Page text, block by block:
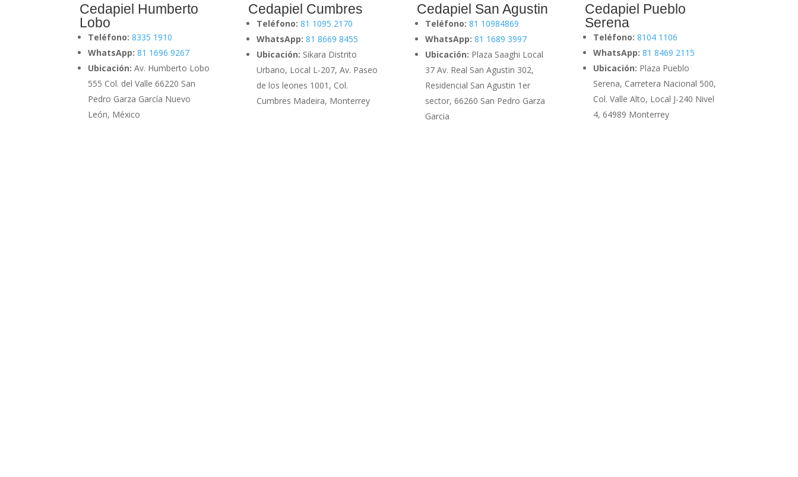
Cedapiel Humberto
Lobo
Teléfono:8335 1910
WhatsApp:81 1696 9267
Ubicación:Av. Humberto Lobo
555 Col. del Valle 66220 San
Pedro Garza García Nuevo
León, México
Cedapiel Cumbres
Teléfono: 81 1095 2170
WhatsApp: 81 8669 8455
Ubicación: Sikara Distrito
Urbano, Local L-207, Av. Paseo
de los leones 1001, Col.
Cumbres Madeira, Monterrey
Cedapiel San Agustin
Teléfono: 81 10984869
WhatsApp: 81 1689 3997
Ubicación: Plaza Saaghi Local
37 Av. Real San Agustin 302,
Residencial San Agustin 1er
sector, 66260 San Pedro Garza
Garcia
Cedapiel Pueblo
Serena
Teléfono:8104 1106
WhatsApp:81 8469 2115
Ubicación: Plaza Pueblo
Serena, Carretera Nacional 500,
Col. Valle Alto, Local J-240 Nivel
4, 64989 Monterrey